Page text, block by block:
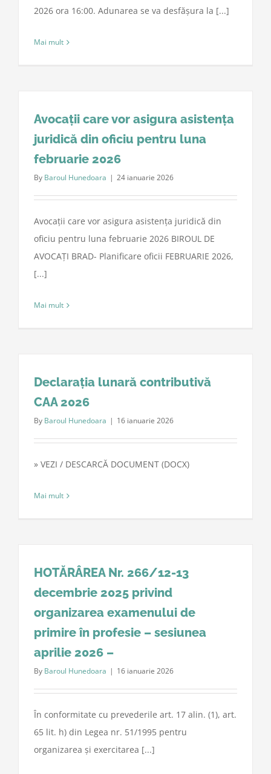
2026 ora 16:00. Adunarea se va desfășura la [...]
Mai mult
Avocații care vor asigura asistența
juridică din oficiu pentru luna
februarie 2026
By Baroul Hunedoara | 24 ianuarie 2026
Avocații care vor asigura asistența juridică din
oficiu pentru luna februarie 2026 BIROUL DE
AVOCAȚI BRAD- Planificare oficii FEBRUARIE 2026,
[...]
Mai mult
Declarația lunară contributivă
CAA 2026
By Baroul Hunedoara | 16 ianuarie 2026
» VEZI / DESCARCĂ DOCUMENT (DOCX)
Mai mult
HOTĂRÂREA Nr. 266/12-13
decembrie 2025 privind
organizarea examenului de
primire în profesie – sesiunea
aprilie 2026 –
By Baroul Hunedoara | 16 ianuarie 2026
În conformitate cu prevederile art. 17 alin. (1), art.
65 lit. h) din Legea nr. 51/1995 pentru
organizarea și exercitarea [...]